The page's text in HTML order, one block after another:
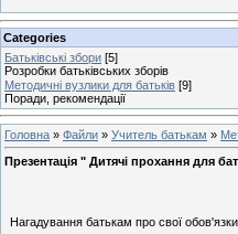
Categories
Батьківські збори [5]
Розробки батьківських зборів
Методичні вузлики для батьків [9]
Поради, рекомендації
Головна » Файли » Учитель батькам »
Презентація " Дитячі прохання для
Нагадування батькам про свої